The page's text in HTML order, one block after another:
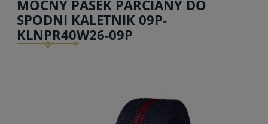
MOCNY PASEK PARCIANY DO
SPODNI KALETNIK 09P-
KLNPR40W26-09P